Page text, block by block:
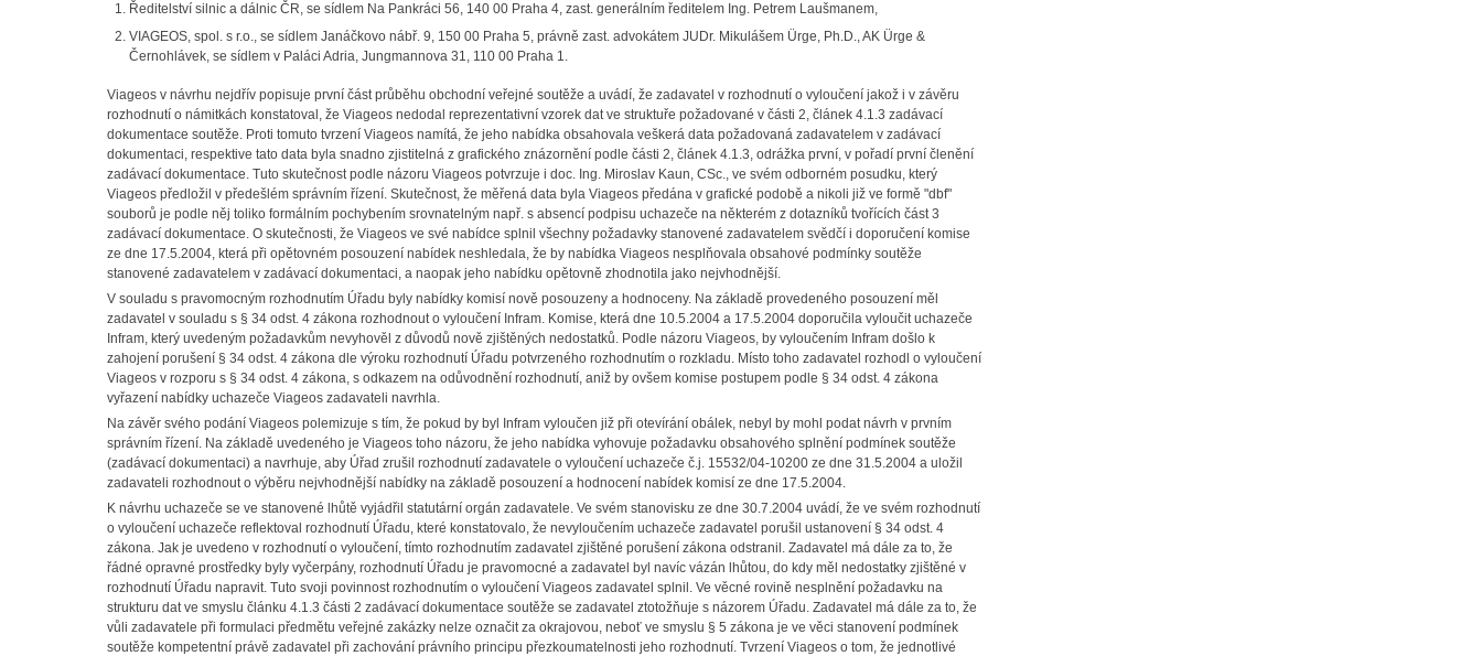
Ředitelství silnic a dálnic ČR, se sídlem Na Pankráci 56, 140 00 Praha 4, zast. generálním ředitelem Ing. Petrem Laušmanem,
VIAGEOS, spol. s r.o., se sídlem Janáčkovo nábř. 9, 150 00 Praha 5, právně zast. advokátem JUDr. Mikulášem Ürge, Ph.D., AK Ürge &
Černohlávek, se sídlem v Paláci Adria, Jungmannova 31, 110 00 Praha 1.
Viageos v návrhu nejdřív popisuje první část průběhu obchodní veřejné soutěže a uvádí, že zadavatel v rozhodnutí o vyloučení jakož i v závěru
rozhodnutí o námitkách konstatoval, že Viageos nedodal reprezentativní vzorek dat ve struktuře požadované v části 2, článek 4.1.3 zadávací
dokumentace soutěže. Proti tomuto tvrzení Viageos namítá, že jeho nabídka obsahovala veškerá data požadovaná zadavatelem v zadávací
dokumentaci, respektive tato data byla snadno zjistitelná z grafického znázornění podle části 2, článek 4.1.3, odrážka první, v pořadí první členění
zadávací dokumentace. Tuto skutečnost podle názoru Viageos potvrzuje i doc. Ing. Miroslav Kaun, CSc., ve svém odborném posudku, který
Viageos předložil v předešlém správním řízení. Skutečnost, že měřená data byla Viageos předána v grafické podobě a nikoli již ve formě "dbf"
souborů je podle něj toliko formálním pochybením srovnatelným např. s absencí podpisu uchazeče na některém z dotazníků tvořících část 3
zadávací dokumentace. O skutečnosti, že Viageos ve své nabídce splnil všechny požadavky stanovené zadavatelem svědčí i doporučení komise
ze dne 17.5.2004, která při opětovném posouzení nabídek neshledala, že by nabídka Viageos nesplňovala obsahové podmínky soutěže
stanovené zadavatelem v zadávací dokumentaci, a naopak jeho nabídku opětovně zhodnotila jako nejvhodnější.
V souladu s pravomocným rozhodnutím Úřadu byly nabídky komisí nově posouzeny a hodnoceny. Na základě provedeného posouzení měl
zadavatel v souladu s § 34 odst. 4 zákona rozhodnout o vyloučení Infram. Komise, která dne 10.5.2004 a 17.5.2004 doporučila vyloučit uchazeče
Infram, který uvedeným požadavkům nevyhověl z důvodů nově zjištěných nedostatků. Podle názoru Viageos, by vyloučením Infram došlo k
zahojení porušení § 34 odst. 4 zákona dle výroku rozhodnutí Úřadu potvrzeného rozhodnutím o rozkladu. Místo toho zadavatel rozhodl o vyloučení
Viageos v rozporu s § 34 odst. 4 zákona, s odkazem na odůvodnění rozhodnutí, aniž by ovšem komise postupem podle § 34 odst. 4 zákona
vyřazení nabídky uchazeče Viageos zadavateli navrhla.
Na závěr svého podání Viageos polemizuje s tím, že pokud by byl Infram vyloučen již při otevírání obálek, nebyl by mohl podat návrh v prvním
správním řízení. Na základě uvedeného je Viageos toho názoru, že jeho nabídka vyhovuje požadavku obsahového splnění podmínek soutěže
(zadávací dokumentaci) a navrhuje, aby Úřad zrušil rozhodnutí zadavatele o vyloučení uchazeče č.j. 15532/04-10200 ze dne 31.5.2004 a uložil
zadavateli rozhodnout o výběru nejvhodnější nabídky na základě posouzení a hodnocení nabídek komisí ze dne 17.5.2004.
K návrhu uchazeče se ve stanovené lhůtě vyjádřil statutární orgán zadavatele. Ve svém stanovisku ze dne 30.7.2004 uvádí, že ve svém rozhodnutí
o vyloučení uchazeče reflektoval rozhodnutí Úřadu, které konstatovalo, že nevyloučením uchazeče zadavatel porušil ustanovení § 34 odst. 4
zákona. Jak je uvedeno v rozhodnutí o vyloučení, tímto rozhodnutím zadavatel zjištěné porušení zákona odstranil. Zadavatel má dále za to, že
řádné opravné prostředky byly vyčerpány, rozhodnutí Úřadu je pravomocné a zadavatel byl navíc vázán lhůtou, do kdy měl nedostatky zjištěné v
rozhodnutí Úřadu napravit. Tuto svoji povinnost rozhodnutím o vyloučení Viageos zadavatel splnil. Ve věcné rovině nesplnění požadavku na
strukturu dat ve smyslu článku 4.1.3 části 2 zadávací dokumentace soutěže se zadavatel ztotožňuje s názorem Úřadu. Zadavatel má dále za to, že
vůli zadavatele při formulaci předmětu veřejné zakázky nelze označit za okrajovou, neboť ve smyslu § 5 zákona je ve věci stanovení podmínek
soutěže kompetentní právě zadavatel při zachování právního principu přezkoumatelnosti jeho rozhodnutí. Tvrzení Viageos o tom, že jednotlivé